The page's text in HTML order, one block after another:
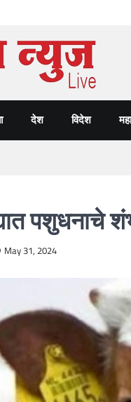
देश विदेश
पशुधनाचे
May 31, 2024